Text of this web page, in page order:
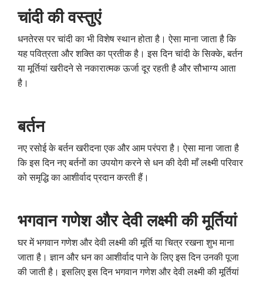
चांदी की वस्तुएं
धनतेरस पर चांदी का भी विशेष स्थान होता है। ऐसा माना जाता है कि
यह पवित्रता और शक्ति का प्रतीक है। इस दिन चांदी के सिक्के, बर्तन
या मूर्तियां खरीदने से नकारात्मक ऊर्जा दूर रहती है और सौभाग्य आता
है।
बर्तन
नए रसोई के बर्तन खरीदना एक और आम परंपरा है। ऐसा माना जाता है
कि इस दिन नए बर्तनों का उपयोग करने से धन की देवी माँ लक्ष्मी परिवार
को समृद्धि का आशीर्वाद प्रदान करती हैं।
भगवान गणेश और देवी लक्ष्मी की मूर्तियां
घर में भगवान गणेश और देवी लक्ष्मी की मूर्ति या चित्र रखना शुभ माना
जाता है। ज्ञान और धन का आशीर्वाद पाने के लिए इस दिन उनकी पूजा
की जाती है। इसलिए इस दिन भगवान गणेश और देवी लक्ष्मी की मूर्तियां